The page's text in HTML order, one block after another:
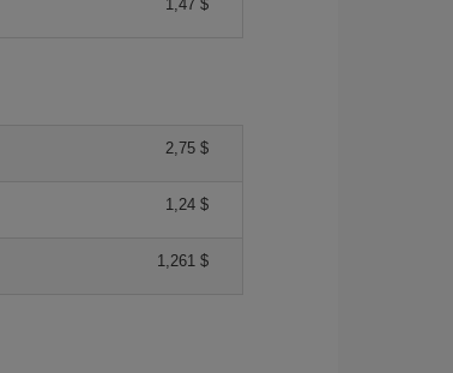
1,47 $
2,75 $
1,24 $
1,261 $